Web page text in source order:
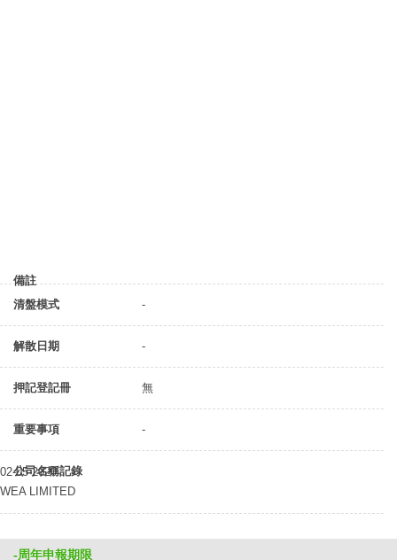
備註
清盤模式
-
解散日期 -
押記登記冊 無
重要事項 -
公司名稱記錄
02-05-2020
WEA LIMITED
-周年申報期限